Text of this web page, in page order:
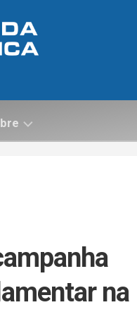
na